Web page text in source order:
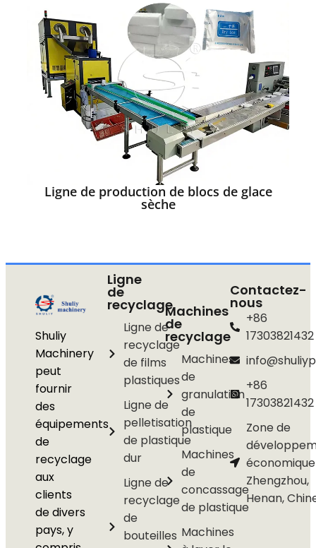
Ligne de production de blocs de glace
sèche
Shuliy
Machinery
peut
fournir
des
équipements
de
recyclage
aux
clients
de divers
pays, y
Ligne
de
recyclage
Ligne de
recyclage
de films
plastiques
Ligne de
pelletisation
de plastique
dur
Ligne de
recyclage
de
bouteilles
Machines
de
recyclage
Machines
de
granulation
de
plastique
Machines
de
concassage
de plastique
Machines
Contactez-
nous
+86
17303821432
+86
17303821432
Zone de
Zhengzhou,
Henan,